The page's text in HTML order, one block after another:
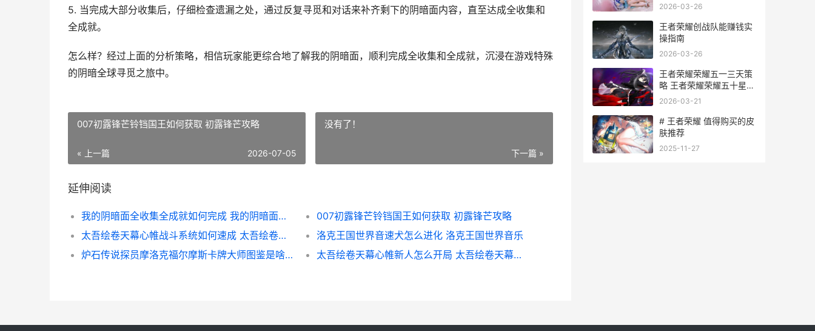
5. 当完成大部分收集后，仔细检查遗漏之处，通过反复寻觅和对话来补齐剩下的阴暗面内容，直至达成全收集和
全成就。
怎么样？经过上面的分析策略，相信玩家能更综合地了解我的阴暗面，顺利完成全收集和全成就，沉浸在游戏特殊
的阴暗全球寻觅之旅中。
007初露锋芒铃铛国王如何获取 初露锋芒攻略
« 上一篇 2026-07-05
没有了！
下一篇 »
延伸阅读
我的阴暗面全收集全成就如何完成 我的阴暗面讲的是什么
007初露锋芒铃铛国王如何获取 初露锋芒攻略
太吾绘卷天幕心帷战斗系统如何速成 太吾绘卷天幕心帷鸿蒙版
洛克王国世界音速犬怎么进化 洛克王国世界音乐
炉石传说探员摩洛克福尔摩斯卡牌大师图鉴是啥子样 炉石传说探查内鬼
太吾绘卷天幕心帷新人怎么开局 太吾绘卷天幕心帷
2026-03-26
王者荣耀创战队能赚钱实
操指南
2026-03-26
王者荣耀荣耀五一三天策
略 王者荣耀荣耀五十星要
打多少局
2026-03-21
# 王者荣耀 值得购买的皮
肤推荐
2025-11-27